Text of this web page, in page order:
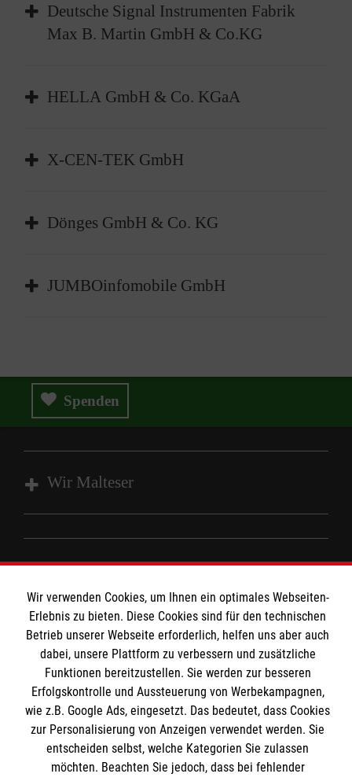
Deutsche Signal Instrumenten Fabrik
Max B. Martin GmbH & Co.KG
HELLA GmbH & Co. KGaA
X-CEN-TEK GmbH
Dönges GmbH & Co. KG
JUMBOinfomobile GmbH
Spenden
Wir Malteser
Spenden und Helfen
Angebote und Leistungen
Mitwirken
Ansprechpartner
Standorte
Informationen
Kontakt
Impressum
Datenschutz
Barrierefreiheit
Medizinproduktesicherheit
Netiquette
Malteser online
Malteser bundesweit
Malteser im Bistum Mainz
Malteserorden
Spendenkonto
Wir verwenden Cookies, um Ihnen ein optimales Webseiten-
Erlebnis zu bieten. Diese Cookies sind für den technischen
Betrieb unserer Webseite erforderlich, helfen uns aber auch
dabei, unsere Plattform zu verbessern und zusätzliche
Funktionen bereitzustellen. Sie werden zur besseren
Erfolgskontrolle und Aussteuerung von Werbekampagnen,
wie z.B. Google Ads, eingesetzt. Das bedeutet, dass Cookies
zur Personalisierung von Anzeigen verwendet werden. Sie
entscheiden selbst, welche Kategorien Sie zulassen
möchten. Beachten Sie jedoch, dass bei fehlender